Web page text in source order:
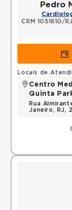
Pedro
CRM 1051610/RJ
Locais de
Centro
Quinta
Rua
Janeiro, RJ,